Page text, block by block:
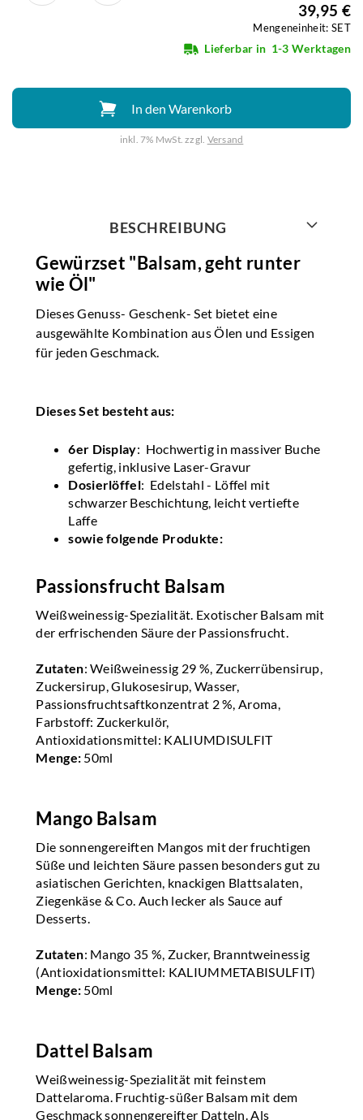
39,95 €
Mengeneinheit: SET
Lieferbar in 1-3 Werktagen
In den Warenkorb
inkl. 7% MwSt. zzgl. Versand
Weiter mit
BESCHREIBUNG
Gewürzset "Balsam, geht runter
wie Öl"
Dieses Genuss- Geschenk- Set bietet eine
ausgewählte Kombination aus Ölen und Essigen
für jeden Geschmack.
Dieses Set besteht aus:
6er Display: Hochwertig in massiver Buche
gefertig, inklusive Laser-Gravur
Dosierlöffel: Edelstahl - Löffel mit
schwarzer Beschichtung, leicht vertiefte
Laffe
sowie folgende Produkte:
Passionsfrucht Balsam
Weißweinessig-Spezialität. Exotischer Balsam mit
der erfrischenden Säure der Passionsfrucht.
Zutaten: Weißweinessig 29 %, Zuckerrübensirup,
Zuckersirup, Glukosesirup, Wasser,
Passionsfruchtsaftkonzentrat 2 %, Aroma,
Farbstoff: Zuckerkulör,
Antioxidationsmittel: KALIUMDISULFIT
Menge: 50ml
Mango Balsam
Die sonnengereiften Mangos mit der fruchtigen
Süße und leichten Säure passen besonders gut zu
asiatischen Gerichten, knackigen Blattsalaten,
Ziegenkäse & Co. Auch lecker als Sauce auf
Desserts.
Zutaten: Mango 35 %, Zucker, Branntweinessig
(Antioxidationsmittel: KALIUMMETABISULFIT)
Menge: 50ml
Dattel Balsam
Weißweinessig-Spezialität mit feinstem
Dattelaroma. Fruchtig-süßer Balsam mit dem
Geschmack sonnengereifter Datteln. Als